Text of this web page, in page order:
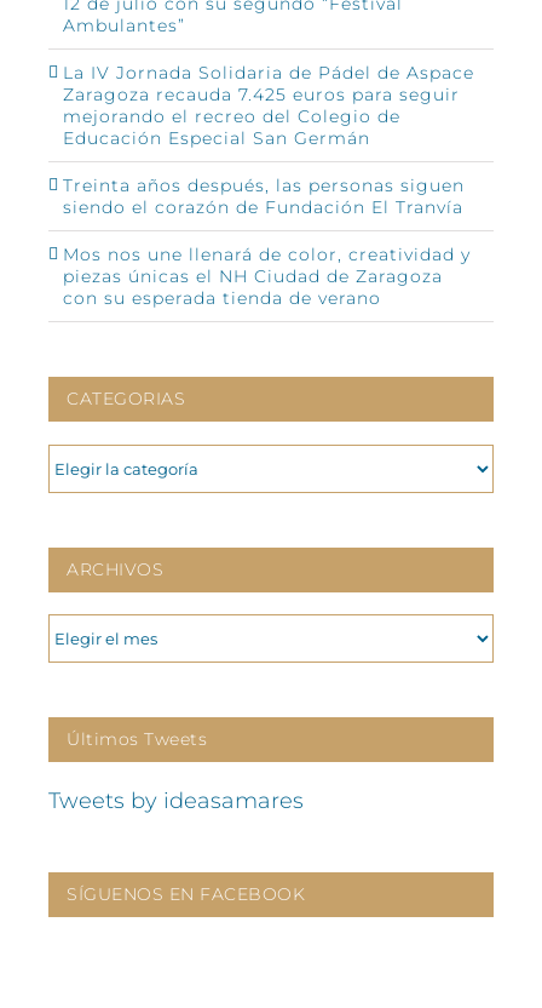
Ambulantes”
La IV Jornada Solidaria de Pádel de Aspace
Zaragoza recauda 7.425 euros para seguir
mejorando el recreo del Colegio de
Educación Especial San Germán
Treinta años después, las personas siguen
siendo el corazón de Fundación El Tranvía
Mos nos une llenará de color, creatividad y
piezas únicas el NH Ciudad de Zaragoza
con su esperada tienda de verano
CATEGORIAS
CATEGORIAS
ARCHIVOS
ARCHIVOS
Últimos Tweets
Tweets by ideasamares
SÍGUENOS EN FACEBOOK